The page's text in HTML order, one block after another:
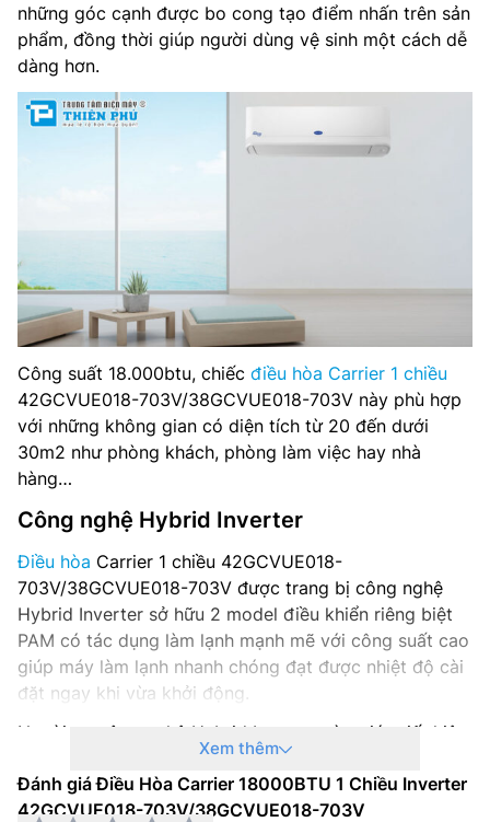
Kích thước dàn lạnh: 293 x 798 x 230 mm
Trọng lượng dàn lạnh: 10 kg
Kích thước dàn nóng: 550 x 780 x 290 mm
Hãng sản xuất: Carrier
những góc cạnh được bo cong tạo điểm nhấn trên sản
phẩm, đồng thời giúp người dùng vệ sinh một cách dễ
dàng hơn.
Công suất 18.000btu, chiếc điều hòa Carrier 1 chiều
42GCVUE018-703V/38GCVUE018-703V này phù hợp
với những không gian có diện tích từ 20 đến dưới
30m2 như phòng khách, phòng làm việc hay nhà
hàng…
Công nghệ Hybrid Inverter
Điều hòa Carrier 1 chiều 42GCVUE018-
703V/38GCVUE018-703V được trang bị công nghệ
Hybrid Inverter sở hữu 2 model điều khiển riêng biệt
PAM có tác dụng làm lạnh mạnh mẽ với công suất cao
giúp máy làm lạnh nhanh chóng đạt được nhiệt độ cài
đặt ngay khi vừa khởi động.
Ngoài ra, công nghệ Hybrid Inverter còn giúp tiết kiệm
hơn 50% điện năng tiêu thụ, cùng với 3 mức công suất
50%-70%-100% người dùng có thể tùy chỉnh theo nhu
cầu của mình giúp làm giảm đáng để lượng điện năng
Xem thêm
Đánh giá Điều Hòa Carrier 18000BTU 1 Chiều Inverter
42GCVUE018-703V/38GCVUE018-703V